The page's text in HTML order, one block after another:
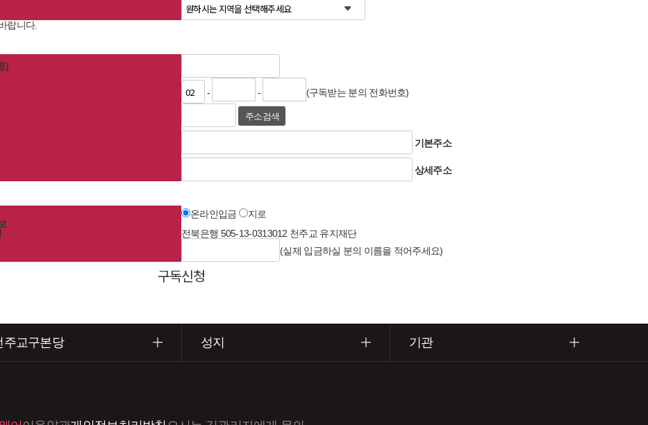
랍니다.
)
- - (구독받는 분의 전화번호)
주소 검색
기본주소
상세주소
온라인입금
지로
전북은행 505-13-0313012 천주교 유지재단
(실제 입금하실 분의 이름을 적어주세요)
주교구본당 성지 기관